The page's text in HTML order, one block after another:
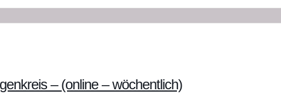
– (online – wöchentlich)